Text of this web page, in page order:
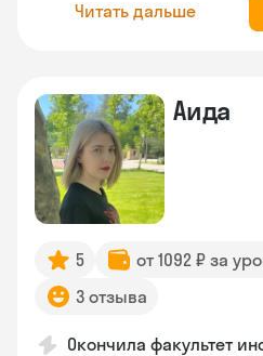
Читать дальше
Аида
5 от 1092 ₽ за
3 отзыва
Окончила факультет